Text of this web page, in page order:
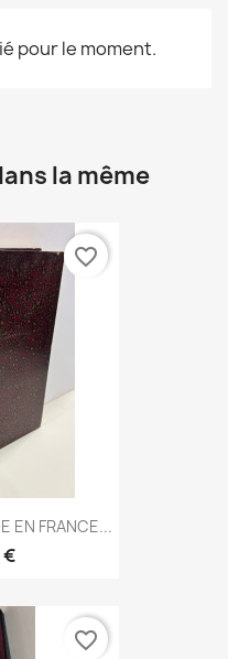
pour le moment.
la même
EN FRANCE...
€
favorite_border
favorite_border